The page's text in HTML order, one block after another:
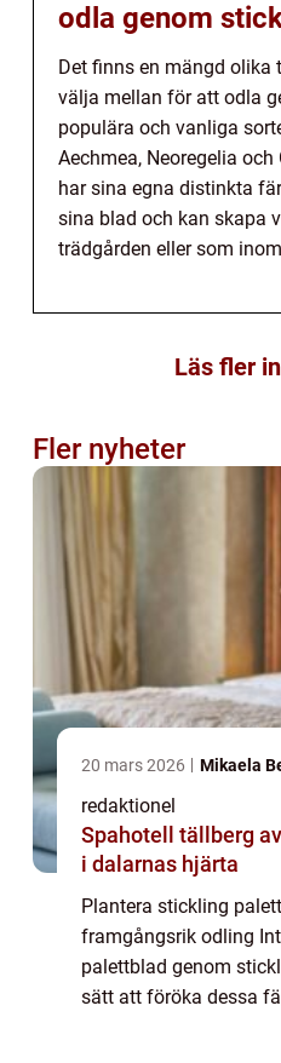
odla genom
Det finns en mängd olika
välja mellan för att odla
populära och vanliga
Aechmea, Neoregelia
har sina egna distinkta
sina blad och kan skapa
trädgården eller som
Läs fler
Fler nyheter
20 mars 2026 Mikaela
redaktionel
Spahotell tällberg avkoppling vid siljan
i dalarnas hjärta
Plantera stickling
framgångsrik odling
palettblad genom
sätt att föröka dessa